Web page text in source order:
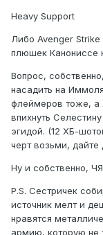
Heavy Support
Либо Avenger
плюшек Канониссе
Вопрос,
насадить на
флеймеров тоже, а
впихнуть
эгидой. (12 ХБ-
черт возьми, дайте
Ну и собственно,
P.S. Сестричек
источник мелт и
нравятся
армию, которую не